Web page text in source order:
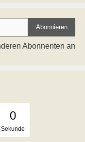
Abonnieren
Abonnenten an
0
Sekunde